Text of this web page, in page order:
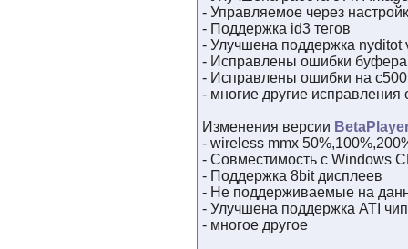
- Управляемое через
- Поддержка id3 тегов
- Улучшена поддержка nyditot
- Исправлены ошибки
- Исправлены ошибки на c500
- многие другие исправления
Изменения версии
- wireless mmx
- Совместимость с Windows
- Поддержка 8bit дисплеев
- Не поддерживаемые на
- Улучшена поддержка ATI
- многое другое